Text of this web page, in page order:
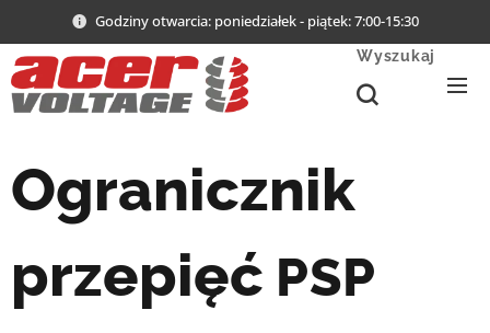
Godziny otwarcia: poniedziałek - piątek: 7:00-15:30
Wyszukaj
Ogranicznik
przepięć PSP